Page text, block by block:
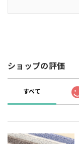
ショップの評価
すべて